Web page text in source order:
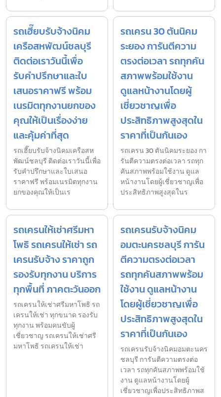
รถเฮี๊ยบรับจ้างนิคม
เครือสหพัฒน์ชลบุรี
ติดต่อเราวันนี้เพื่อ
รับคำปรึกษาและใบ
เสนอราคาฟรี พร้อม
เนรมิตทุกงานยกของ
คุณให้เป็นเรื่องง่าย
และคุ้มค่าที่สุด
รถเฮี๊ยบรับจ้างนิคมเครือสห
พัฒน์ชลบุรี ติดต่อเราวันนี้เพื่อ
รับคำปรึกษาและใบเสนอ
ราคาฟรี พร้อมเนรมิตทุกงาน
ยกของคุณให้เป็นเร
รถเครน 30 ตันนิคม
ระยอง การันตีความ
ตรงต่อเวลา รถทุกคัน
สภาพพร้อมใช้งาน
ดูแลหน้างานโดยผู้
เชี่ยวชาญเพื่อ
ประสิทธิภาพสูงสุดใน
ราคาที่เป็นกันเอง
รถเครน 30 ตันนิคมระยอง กา
รันตีความตรงต่อเวลา รถทุก
คันสภาพพร้อมใช้งาน ดูแล
หน้างานโดยผู้เชี่ยวชาญเพื่อ
ประสิทธิภาพสูงสุดในร
รถเครนให้เช่าศรีมหา
โพธิ รถเครนให้เช่า รถ
เครนรับจ้าง ราคาถูก
รองรับทุกงาน บริการ
ทุกพื้นที่ ภาคตะวันออก
รถเครนให้เช่าศรีมหาโพธิ รถ
เครนให้เช่า ทุกขนาด รองรับ
ทุกงาน พร้อมคนขับผู้
เชี่ยวชาญ รถเครนให้เช่าศรี
มหาโพธิ รถเครนให้เช่า
รถเครนรับจ้างนิคม
อมตะนครชลบุรี การัน
ตีความตรงต่อเวลา
รถทุกคันสภาพพร้อม
ใช้งาน ดูแลหน้างาน
โดยผู้เชี่ยวชาญเพื่อ
ประสิทธิภาพสูงสุดใน
ราคาที่เป็นกันเอง
รถเครนรับจ้างนิคมอมตะนคร
ชลบุรี การันตีความตรงต่อ
เวลา รถทุกคันสภาพพร้อมใช้
งาน ดูแลหน้างานโดยผู้
เชี่ยวชาญเพื่อประสิทธิภาพส